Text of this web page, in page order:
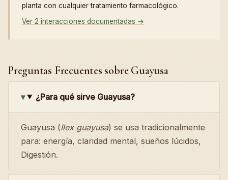
planta con cualquier tratamiento farmacológico.
Ver 2 interacciones documentadas →
Preguntas Frecuentes sobre Guayusa
¿Para qué sirve Guayusa?
Guayusa (Ilex guayusa) se usa tradicionalmente
para: energía, claridad mental, sueños lúcidos,
Digestión.